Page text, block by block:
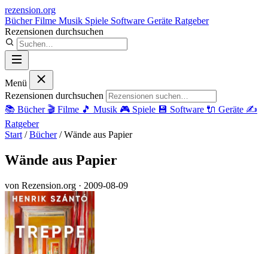
rezension.org
BücherFilme Musik Spiele Software Geräte Ratgeber
Rezensionen durchsuchen
Menü
Rezensionen durchsuchen
📚 Bücher 🎬 Filme 🎵 Musik 🎮 Spiele 💾 Software 🔌 Geräte ✍️
Ratgeber
Start / Bücher / Wände aus Papier
Wände aus Papier
von Rezension.org · 2009-08-09